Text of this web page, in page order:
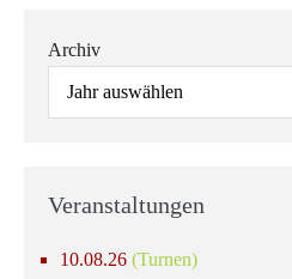
Archiv
Veranstaltungen
10.08.26 (Turnen)